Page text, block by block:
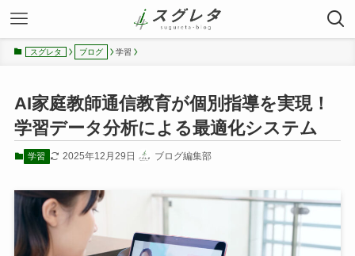
スグレタ ブログ 学習
AI家庭教師通信教育が個別指導を実現！
学習データ分析による最適化システム
学習 2025年12月29日 ブログ編集部